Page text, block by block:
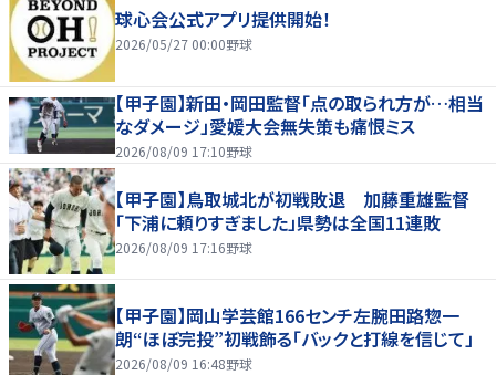
球心会公式アプリ提供開始！
2026/05/27 00:00野球
【甲子園】新田・岡田監督「点の取られ方が…相当
なダメージ」愛媛大会無失策も痛恨ミス
2026/08/09 17:10野球
【甲子園】鳥取城北が初戦敗退 加藤重雄監督
「下浦に頼りすぎました」県勢は全国11連敗
2026/08/09 17:16野球
【甲子園】岡山学芸館166センチ左腕田路惣一
朗“ほぼ完投”初戦飾る「バックと打線を信じて」
2026/08/09 16:48野球